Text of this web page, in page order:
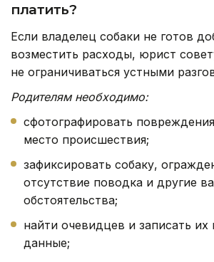
платить?
Если владелец собаки не готов
возместить расходы, юрист
не ограничиваться устными
Родителям необходимо:
сфотографировать
место происшествия;
зафиксировать собаку,
отсутствие поводка и другие
обстоятельства;
найти очевидцев и записать их
данные;